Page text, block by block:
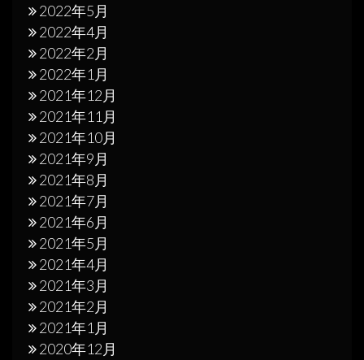
2022年5月
2022年4月
2022年2月
2022年1月
2021年12月
2021年11月
2021年10月
2021年9月
2021年8月
2021年7月
2021年6月
2021年5月
2021年4月
2021年3月
2021年2月
2021年1月
2020年12月